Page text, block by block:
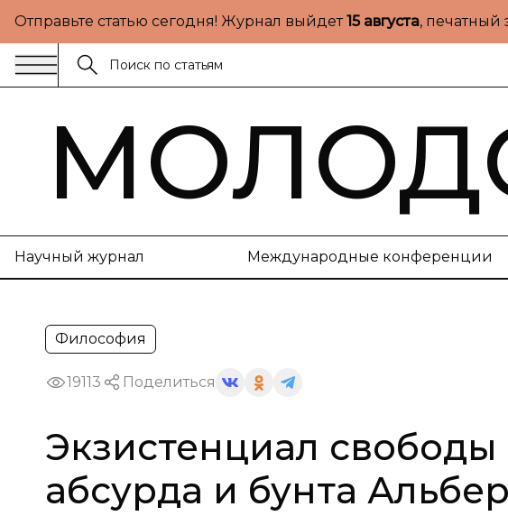
Отправьте статью сегодня! Журнал выйдет15 августа, печатный
Научный журнал Международные конференции
Философия
19113 Поделиться
Экзистенциал
абсурда и бунта